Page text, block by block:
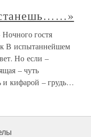
гостя
В испытаннейшем
Но если –
– чуть
и кифарой – грудь…